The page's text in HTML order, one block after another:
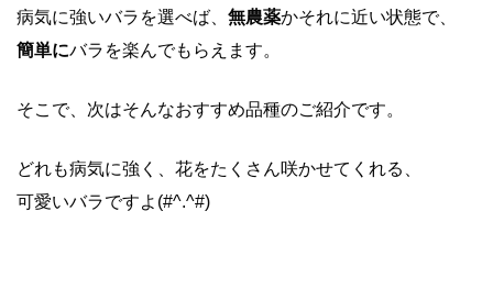
病気に強いバラを選べば、 無農薬かそれに近い状態で、
簡単にバラを楽んでもらえます。
そこで、次はそんなおすすめ品種のご紹介です。
どれも病気に強く、花をたくさん咲かせてくれる、
可愛いバラですよ(#^.^#)